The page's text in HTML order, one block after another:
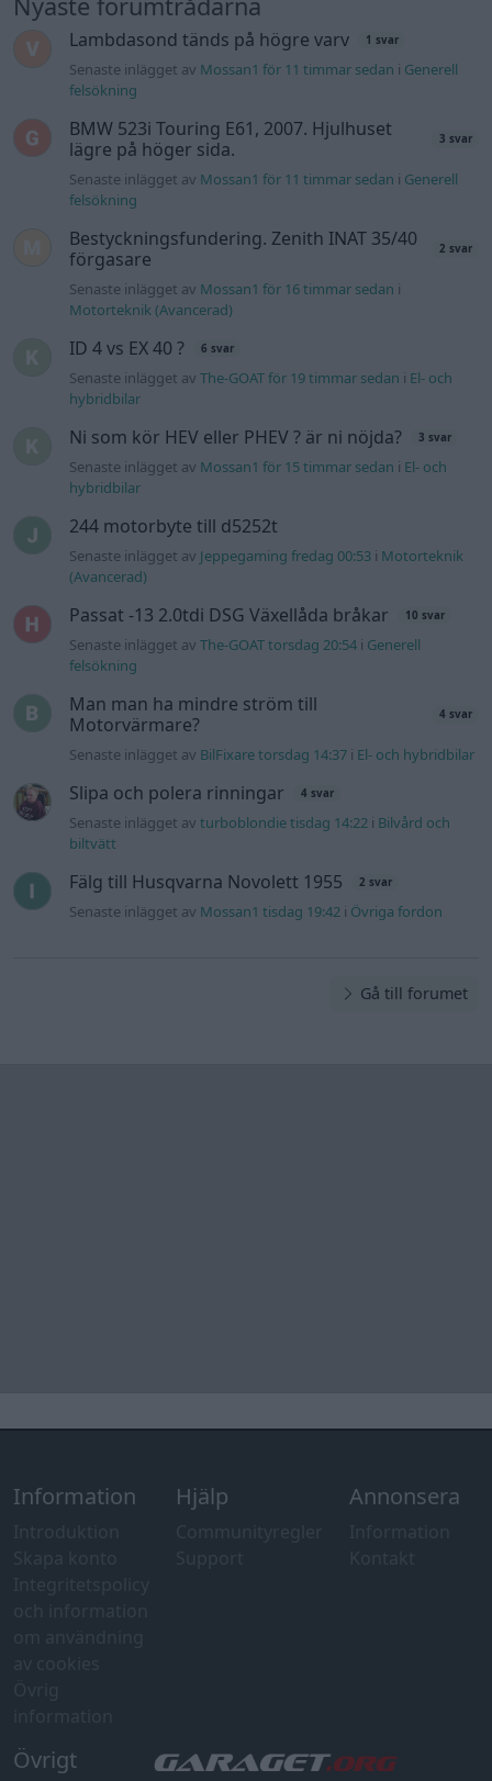
Lambdasond tänds på högre varv 1 svar
Senaste inlägget av Mossan1 för 11 timmar sedan i Generell
felsökning
BMW 523i Touring E61, 2007. Hjulhuset
lägre på höger sida.
3 svar
Senaste inlägget av Mossan1 för 11 timmar sedan i Generell
felsökning
Bestyckningsfundering. Zenith INAT 35/40
förgasare
2 svar
Senaste inlägget av Mossan1 för 16 timmar sedan i
Motorteknik (Avancerad)
ID 4 vs EX 40 ? 6 svar
Senaste inlägget avThe-GOAT för 19 timmar sedan i El- och
hybridbilar
Ni som kör HEV eller PHEV ? är ni nöjda? 3 svar
Senaste inlägget av Mossan1 för 15 timmar sedan i El- och
hybridbilar
244 motorbyte till d5252t
Senaste inlägget av Jeppegaming fredag 00:53 i Motorteknik
(Avancerad)
Passat -13 2.0tdi DSG Växellåda bråkar 10 svar
Senaste inlägget avThe-GOAT torsdag 20:54 i Generell
felsökning
Man man ha mindre ström till
Motorvärmare?
4 svar
Senaste inlägget av BilFixare torsdag 14:37 i El- och hybridbilar
Slipa och polera rinningar 4 svar
Senaste inlägget avturboblondie tisdag 14:22 i Bilvård och
biltvätt
Fälg till Husqvarna Novolett 1955 2 svar
Senaste inlägget av Mossan1 tisdag 19:42 i Övriga fordon
Gå till forumet
Information Hjälp Annonsera
Övrigt